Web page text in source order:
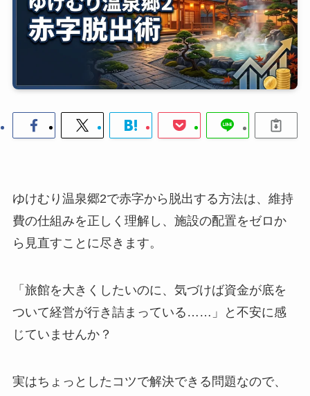
ゆけむり温泉郷2で赤字から脱出する方法は、維持
費の仕組みを正しく理解し、施設の配置をゼロか
ら見直すことに尽きます。
「旅館を大きくしたいのに、気づけば資金が底を
ついて経営が行き詰まっている……」と不安に感
じていませんか？
実はちょっとしたコツで解決できる問題なので、